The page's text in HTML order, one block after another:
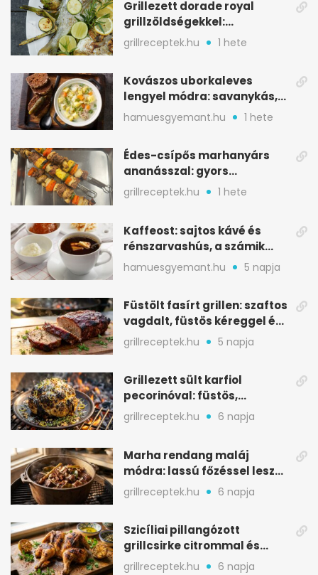
Grillezett dorade royal
grillzöldségekkel:
mediterrán ízek a rostélyról
grillreceptek.hu 1 hete
Kovászos uborkaleves
lengyel módra: savanykás,
kapros, meglepően
tartalmas
hamuesgyemant.hu 1 hete
Édes-csípős marhanyárs
ananásszal: gyors
grillrecept jalapeñóval
grillreceptek.hu 1 hete
Kaffeost: sajtos kávé és
rénszarvashús, a számik
melegítő itala
hamuesgyemant.hu 5 napja
Füstölt fasírt grillen: szaftos
vagdalt, füstös kéreggel és
BBQ mázzal
grillreceptek.hu 5 napja
Grillezett sült karfiol
pecorinóval: füstös,
karamellizált nyári kedvenc
grillreceptek.hu 6 napja
Marha rendang maláj
módra: lassú főzéssel lesz
igazán szaftos
grillreceptek.hu 6 napja
Szicíliai pillangózott
grillcsirke citrommal és
oregánóval
grillreceptek.hu 6 napja